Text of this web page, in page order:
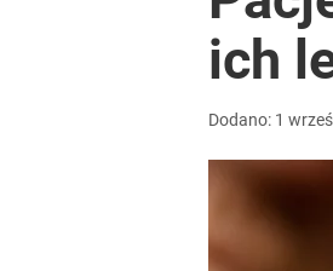
ich
Dodano: 1